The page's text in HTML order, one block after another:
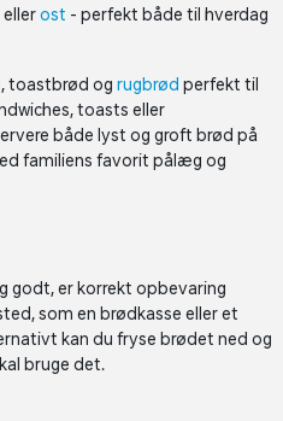
ellerost - perfekt både til hverdag
toastbrød og rugbrød perfekt til
toasts eller
både lyst og groft brød på
familiens favorit pålæg og
godt, er korrekt opbevaring
som en brødkasse eller et
kan du fryse brødet ned og
bruge det.